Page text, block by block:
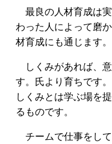
最良の人材育成は
わった人によって磨
材育成にも通じます
しくみがあれば、
す。氏より育ちです。
しくみとは学ぶ場を
るものです。
チームで仕事をし